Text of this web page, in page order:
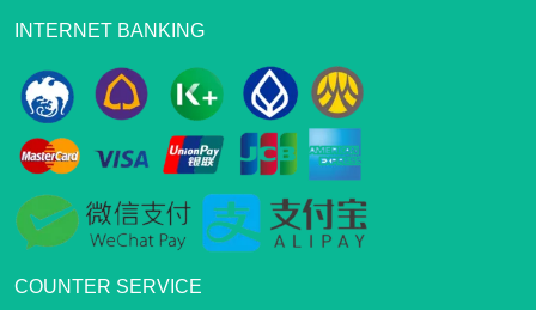
INTERNET BANKING
COUNTER SERVICE